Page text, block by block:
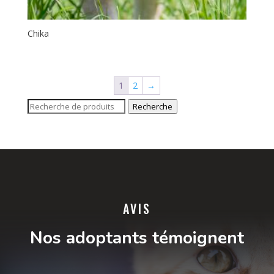
Chika
1 2
→
Recherche
Recherche
AVIS
Nos adoptants témoignent